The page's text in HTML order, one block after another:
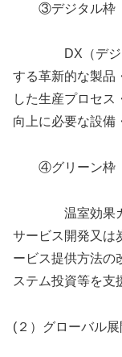
③デジタル枠
DX（デジタル
する革新的な製品
した生産プロセス
向上に必要な設備
④グリーン枠
温室効果ガス
サービス開発又は
ービス提供方法の
ステム投資等を支
(２）グローバル展